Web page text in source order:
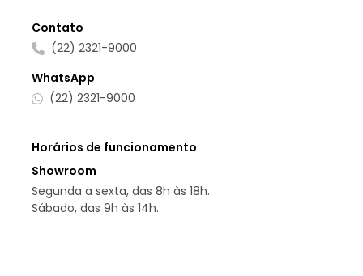
Contato
(22) 2321-9000
WhatsApp
(22) 2321-9000
Horários de funcionamento
Showroom
Segunda a sexta, das 8h às 18h.
Sábado, das 9h às 14h.